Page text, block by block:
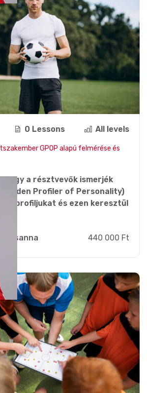
0 Lessons All levels
GPOP alapú felmérése és
hogy a résztvevők ismerjék
(Golden Profiler of Personality)
és ezen keresztül
440 000 Ft